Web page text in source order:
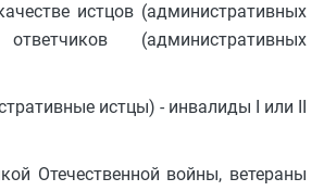
истцов (административных
(административных
истцы) - инвалиды I или II
Отечественной войны, ветераны